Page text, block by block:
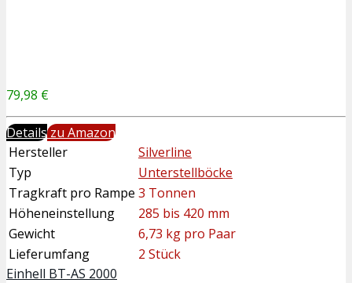
79,98 €
Detailszu Amazon
Hersteller
Silverline
Typ
Unterstellböcke
Tragkraft pro Rampe 3 Tonnen
Höheneinstellung
285 bis 420 mm
Gewicht
6,73 kg pro Paar
Lieferumfang
2 Stück
Einhell BT-AS 2000